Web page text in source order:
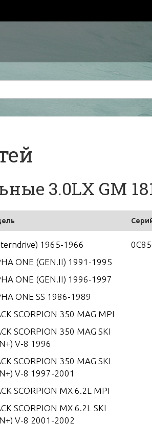
3.0LX GM
1965-1966
ONE (GEN.II) 1991-1995
ONE (GEN.II) 1996-1997
ONE SS 1986-1989
SCORPION 350 MAG MPI
SCORPION 350 MAG SKI
V-8 1996
SCORPION 350 MAG SKI
V-8 1997-2001
SCORPION MX 6.2L MPI
SCORPION MX 6.2L SKI
V-8 2001-2002